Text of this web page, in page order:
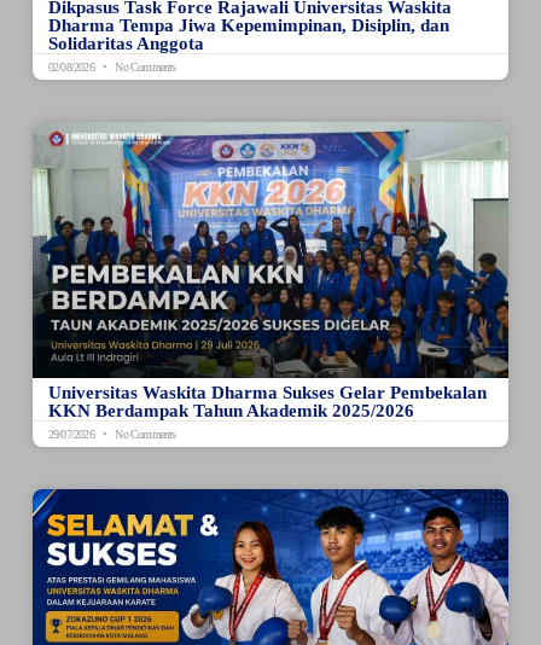
Dikpasus Task Force Rajawali Universitas Waskita
Dharma Tempa Jiwa Kepemimpinan, Disiplin, dan
Solidaritas Anggota
02/08/2026 No Comments
Universitas Waskita Dharma Sukses Gelar Pembekalan
KKN Berdampak Tahun Akademik 2025/2026
29/07/2026 No Comments